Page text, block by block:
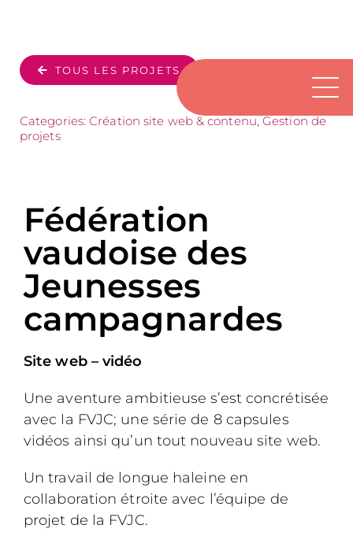
contenu
TOUS LES PROJETS
Categories:Création site web & contenu,Gestion de
projets
Fédération
vaudoise des
Jeunesses
campagnardes
Site web – vidéo
Une aventure ambitieuse s’est concrétisée
avec la FVJC; une série de 8 capsules
vidéos ainsi qu’un tout nouveau site web.
Un travail de longue haleine en
collaboration étroite avec l’équipe de
projet de la FVJC.